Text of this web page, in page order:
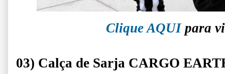
Clique AQUIpara
03) Calça de Sarja CARGO